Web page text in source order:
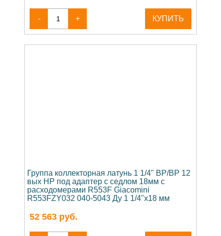
- + КУПИТЬ
Группа коллекторная латунь 1 1/4" ВР/ВР 12
вых НР под адаптер с седлом 18мм с
расходомерами R553F Giacomini
R553FZY032 040-5043 Ду 1 1/4"х18 мм
52 563 руб.